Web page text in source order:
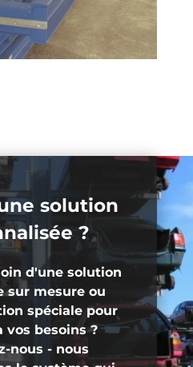
solution
?
d'une solution
sur mesure ou
spéciale pour
vos besoins ?
nous - nous